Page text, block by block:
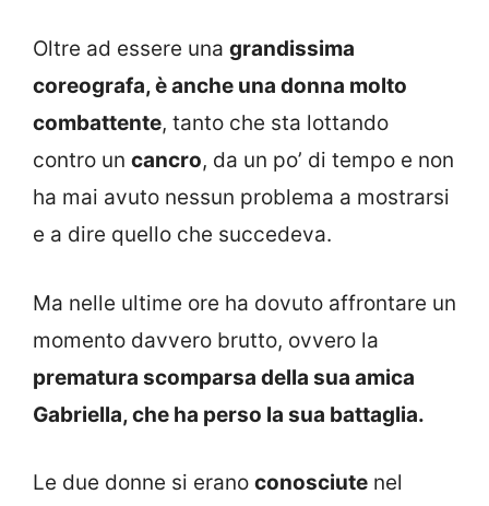
Oltre ad essere una grandissima
coreografa, è anche una donna molto
combattente, tanto che sta lottando
contro un cancro, da un po’ di tempo e non
ha mai avuto nessun problema a mostrarsi
e a dire quello che succedeva.
Ma nelle ultime ore ha dovuto affrontare un
momento davvero brutto, ovvero la
prematura scomparsa della sua amica
Gabriella, che ha perso la sua battaglia.
Le due donne si erano conosciute nel